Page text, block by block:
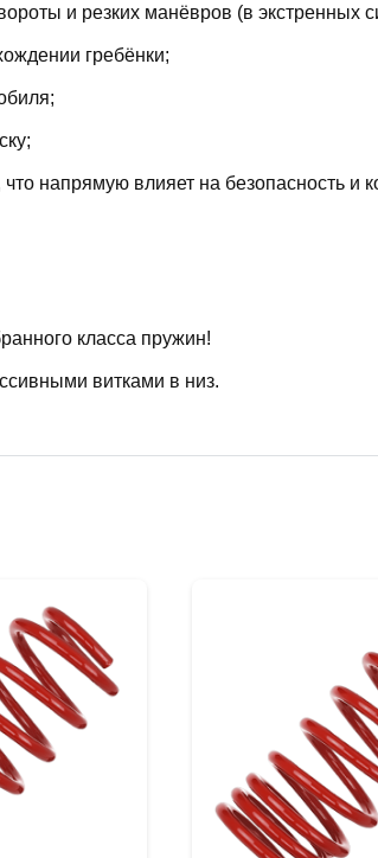
и резких манёвров (в экстренных
гребёнки;
напрямую влияет на безопасность и
класса пружин!
витками в низ.